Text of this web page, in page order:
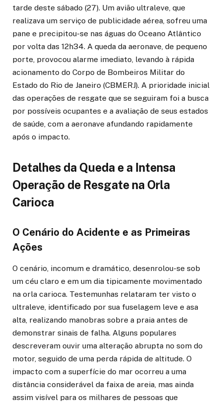
tarde deste sábado (27). Um avião ultraleve, que
realizava um serviço de publicidade aérea, sofreu uma
pane e precipitou-se nas águas do Oceano Atlântico
por volta das 12h34. A queda da aeronave, de pequeno
porte, provocou alarme imediato, levando à rápida
acionamento do Corpo de Bombeiros Militar do
Estado do Rio de Janeiro (CBMERJ). A prioridade inicial
das operações de resgate que se seguiram foi a busca
por possíveis ocupantes e a avaliação de seus estados
de saúde, com a aeronave afundando rapidamente
após o impacto.
Detalhes da Queda e a Intensa
Operação de Resgate na Orla
Carioca
O Cenário do Acidente e as Primeiras
Ações
O cenário, incomum e dramático, desenrolou-se sob
um céu claro e em um dia tipicamente movimentado
na orla carioca. Testemunhas relataram ter visto o
ultraleve, identificado por sua fuselagem leve e asa
alta, realizando manobras sobre a praia antes de
demonstrar sinais de falha. Alguns populares
descreveram ouvir uma alteração abrupta no som do
motor, seguido de uma perda rápida de altitude. O
impacto com a superfície do mar ocorreu a uma
distância considerável da faixa de areia, mas ainda
assim visível para os milhares de pessoas que